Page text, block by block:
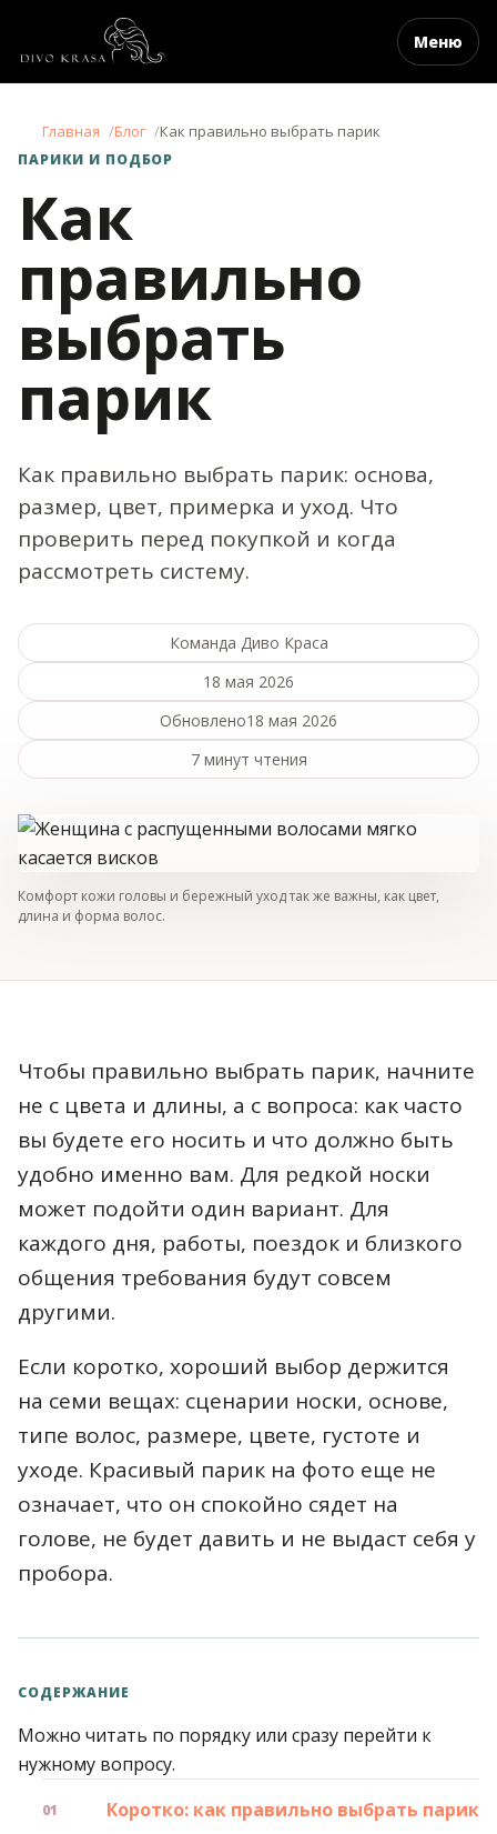
Меню
Главная Блог Как правильно выбрать парик
ПАРИКИ И ПОДБОР
Как
правильно
выбрать
парик
Как правильно выбрать парик: основа,
размер, цвет, примерка и уход. Что
проверить перед покупкой и когда
рассмотреть систему.
Команда Диво Краса
18 мая 2026
Обновлено18 мая 2026
7 минут чтения
Комфорт кожи головы и бережный уход так же важны, как цвет,
длина и форма волос.
Чтобы правильно выбрать парик, начните
не с цвета и длины, а с вопроса: как часто
вы будете его носить и что должно быть
удобно именно вам. Для редкой носки
может подойти один вариант. Для
каждого дня, работы, поездок и близкого
общения требования будут совсем
другими.
Если коротко, хороший выбор держится
на семи вещах: сценарии носки, основе,
типе волос, размере, цвете, густоте и
уходе. Красивый парик на фото еще не
означает, что он спокойно сядет на
голове, не будет давить и не выдаст себя у
пробора.
СОДЕРЖАНИЕ
Можно читать по порядку или сразу перейти к
нужному вопросу.
Коротко: как правильно выбрать парик